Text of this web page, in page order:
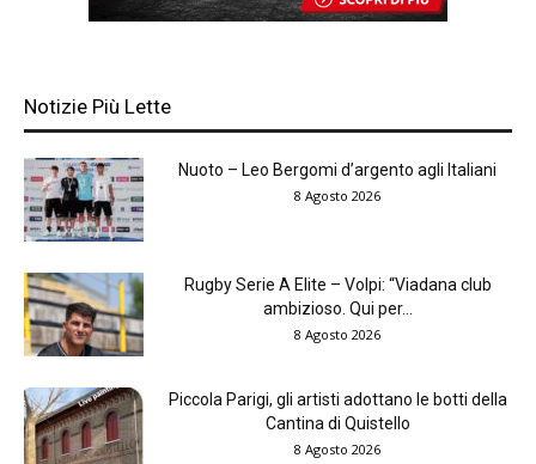
Notizie Più Lette
Nuoto – Leo Bergomi d’argento agli Italiani
8 Agosto 2026
Rugby Serie A Elite – Volpi: “Viadana club
ambizioso. Qui per...
8 Agosto 2026
Piccola Parigi, gli artisti adottano le botti della
Cantina di Quistello
8 Agosto 2026